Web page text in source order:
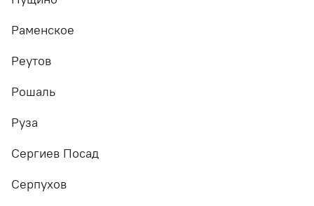
Раменское
Реутов
Рошаль
Руза
Сергиев Посад
Серпухов